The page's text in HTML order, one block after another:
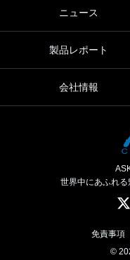
ニュース
製品レポート
会社情報
世界中にあふれ
免責事項
©